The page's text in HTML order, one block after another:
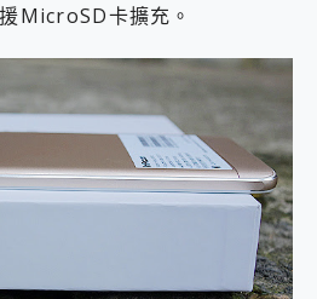
MicroSD卡擴充。